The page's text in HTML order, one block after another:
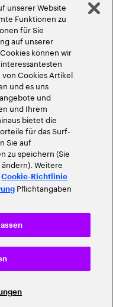
unserer Website
Funktionen zu
für Sie
auf unserer
können wir
Cookies Artikel
und es uns
und
und Ihrem
bietet die
für das Surf-
Sie auf
zu speichern (Sie
Weitere
Cookie-Richtlinie
Pflichtangaben